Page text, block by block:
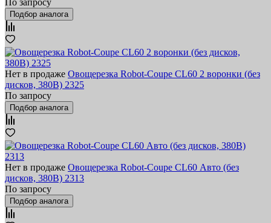
По запросу
Подбор аналога
Нет в продаже Овощерезка Robot-Coupe CL60 2 воронки (без
дисков, 380В) 2325
По запросу
Подбор аналога
Нет в продаже Овощерезка Robot-Coupe CL60 Авто (без
дисков, 380В) 2313
По запросу
Подбор аналога